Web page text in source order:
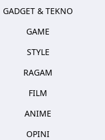
GADGET & TEKNO
GAME
STYLE
RAGAM
FILM
ANIME
OPINI